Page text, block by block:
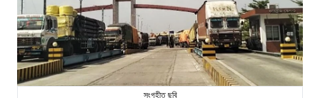
সংগৃহীত ছবি